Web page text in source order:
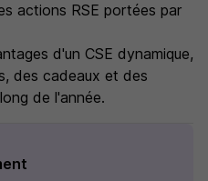
actions RSE portées par
d'un CSE dynamique,
des cadeaux et des
de l'année.